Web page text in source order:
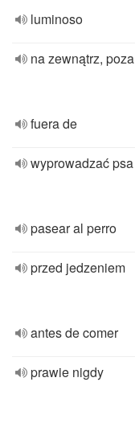
luminoso
na zewnątrz, poza
fuera de
wyprowadzać psa
pasear al perro
przed jedzeniem
antes de comer
prawie nigdy